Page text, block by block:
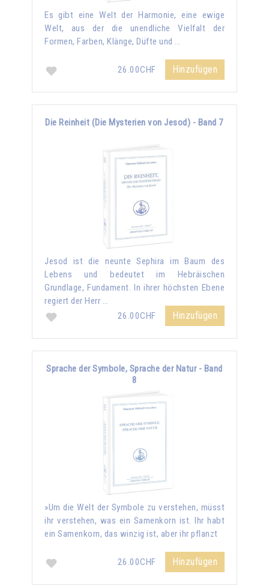
Es gibt eine Welt der Harmonie, eine ewige
Welt, aus der die unendliche Vielfalt der
Formen, Farben, Klänge, Düfte und …
26.00CHF Hinzufügen
Die Reinheit (Die Mysterien von Jesod) - Band 7
Jesod ist die neunte Sephira im Baum des
Lebens und bedeutet im Hebräischen
Grundlage, Fundament. In ihrer höchsten Ebene
regiert der Herr …
26.00CHF
Hinzufügen
Sprache der Symbole, Sprache der Natur - Band
8
»Um die Welt der Symbole zu verstehen, müsst
ihr verstehen, was ein Samenkorn ist. Ihr habt
ein Samenkorn, das winzig ist, aber ihr pflanzt
26.00CHF Hinzufügen